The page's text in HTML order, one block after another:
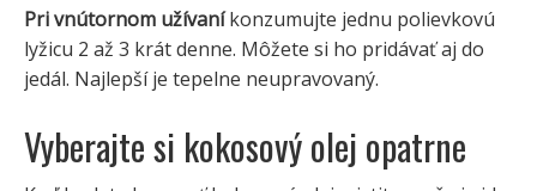
Pri vnútornom užívaníkonzumujte jednu polievkovú
lyžicu 2 až 3 krát denne. Môžete si ho pridávať aj do
jedál. Najlepší je tepelne neupravovaný.
Vyberajte si kokosový olej opatrne